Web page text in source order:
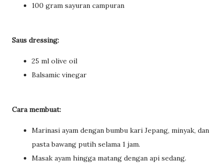
100 gram sayuran campuran
Saus dressing:
25 ml olive oil
Balsamic vinegar
Cara membuat:
Marinasi ayam dengan bumbu kari Jepang, minyak, dan
pasta bawang putih selama 1 jam.
Masak ayam hingga matang dengan api sedang.